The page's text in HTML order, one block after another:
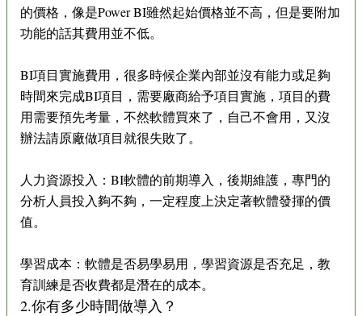
的價格，像是Power BI雖然起始價格並不高，但是要附加
功能的話其費用並不低。
BI項目實施費用，很多時候企業內部並沒有能力或足夠
時間來完成BI項目，需要廠商給予項目實施，項目的費
用需要預先考量，不然軟體買來了，自己不會用，又沒
辦法請原廠做項目就很失敗了。
人力資源投入：BI軟體的前期導入，後期維護，專門的
分析人員投入夠不夠，一定程度上決定著軟體發揮的價
值。
學習成本：軟體是否易學易用，學習資源是否充足，教
育訓練是否收費都是潛在的成本。
2.你有多少時間做導入？